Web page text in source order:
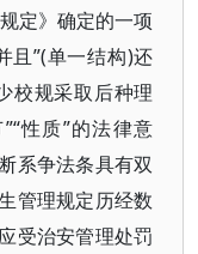
定》确定的一项
且”(单一结构)还
校规采取后种理
性质”的法律意
系争法条具有双
管理规定历经数
受治安管理处罚